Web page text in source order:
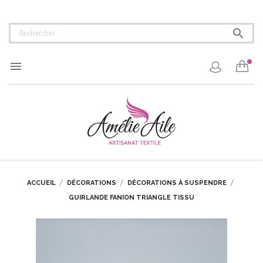


ACCUEIL DÉCORATIONS
DÉCORATIONS À SUSPENDRE
GUIRLANDE FANION TRIANGLE TISSU